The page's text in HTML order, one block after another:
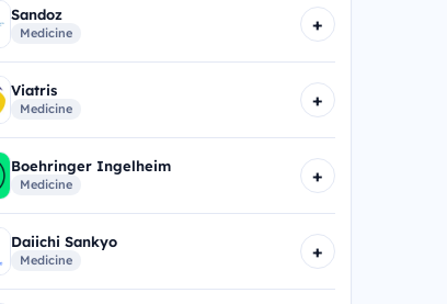
Sandoz
Medicine +
Viatris
Medicine +
Boehringer Ingelheim
Medicine +
Daiichi Sankyo
Medicine +